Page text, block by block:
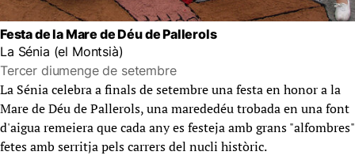
Festa de la Mare de Déu de Pallerols
La Sénia (el Montsià)
Tercer diumenge de setembre
La Sénia celebra a finals de setembre una festa en honor a la
Mare de Déu de Pallerols, una marededéu trobada en una font
d'aigua remeiera que cada any es festeja amb grans "alfombres"
fetes amb serritja pels carrers del nucli històric.